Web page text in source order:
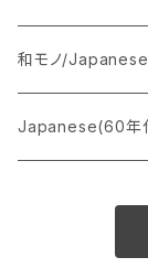
あ行
か行
LP
CD
シングル盤
A
12インチ・シングル
和モノ/
シングル盤
Japanese(60年